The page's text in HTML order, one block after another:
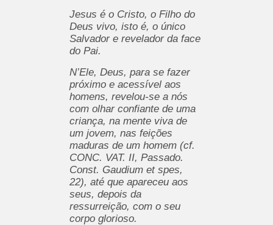
Jesus é o Cristo, o Filho do
Deus vivo, isto é, o único
Salvador e revelador da face
do Pai.
N’Ele, Deus, para se fazer
próximo e acessível aos
homens, revelou-se a nós
com olhar confiante de uma
criança, na mente viva de
um jovem, nas feições
maduras de um homem (cf.
CONC. VAT. II, Passado.
Const. Gaudium et spes,
22), até que apareceu aos
seus, depois da
ressurreição, com o seu
corpo glorioso.